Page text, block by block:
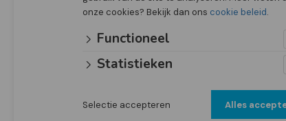
onze cookies? Bekijk dan ons cookie beleid.
Functioneel
Statistieken
Selectie accepteren Alles